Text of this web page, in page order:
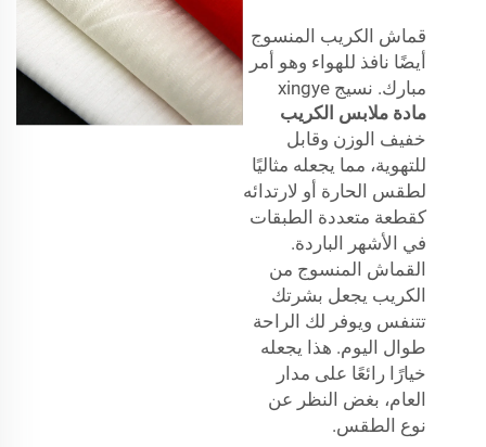
قماش الكريب المنسوج
أيضًا نافذ للهواء وهو أمر
مبارك. نسيج xingye
مادة ملابس الكريب
خفيف الوزن وقابل
للتهوية، مما يجعله مثاليًا
لطقس الحارة أو لارتدائه
كقطعة متعددة الطبقات
في الأشهر الباردة.
القماش المنسوج من
الكريب يجعل بشرتك
تتنفس ويوفر لك الراحة
طوال اليوم. هذا يجعله
خيارًا رائعًا على مدار
العام، بغض النظر عن
نوع الطقس.